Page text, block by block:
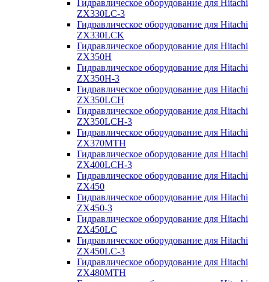
Гидравлическое оборудование для Hitachi
ZX330LC-3
Гидравлическое оборудование для Hitachi
ZX330LCK
Гидравлическое оборудование для Hitachi
ZX350H
Гидравлическое оборудование для Hitachi
ZX350H-3
Гидравлическое оборудование для Hitachi
ZX350LCH
Гидравлическое оборудование для Hitachi
ZX350LCH-3
Гидравлическое оборудование для Hitachi
ZX370MTH
Гидравлическое оборудование для Hitachi
ZX400LCH-3
Гидравлическое оборудование для Hitachi
ZX450
Гидравлическое оборудование для Hitachi
ZX450-3
Гидравлическое оборудование для Hitachi
ZX450LC
Гидравлическое оборудование для Hitachi
ZX450LC-3
Гидравлическое оборудование для Hitachi
ZX480MTH